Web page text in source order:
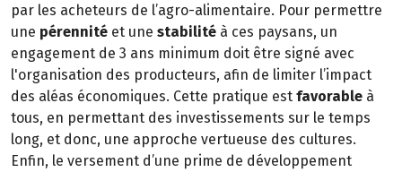
par les acheteurs de l’agro-alimentaire. Pour permettre
une pérennité et une stabilité à ces paysans, un
engagement de 3 ans minimum doit être signé avec
l'organisation des producteurs, afin de limiter l’impact
des aléas économiques. Cette pratique est favorable à
tous, en permettant des investissements sur le temps
long, et donc, une approche vertueuse des cultures.
Enfin, le versement d’une prime de développement